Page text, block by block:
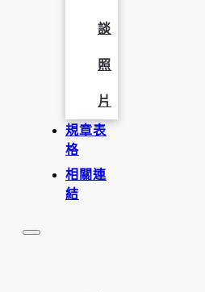
談
照
片
規章表
格
相關連
結